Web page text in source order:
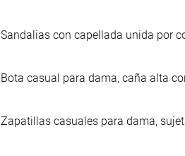
Sandalias con capellada unida por
Bota casual para dama, caña alta
Zapatillas casuales para dama,